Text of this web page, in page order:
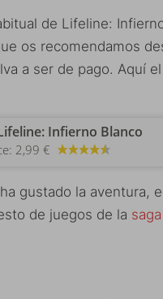
de Lifeline:
os recomendamos
a ser de pago. Aquí
Infierno Blanco
2,99 €
gustado la aventura,
de juegos de la